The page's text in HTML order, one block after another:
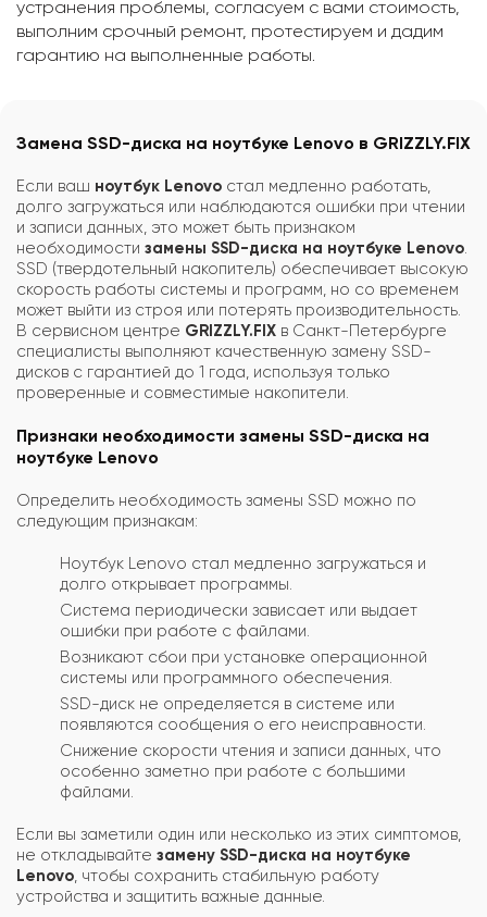
устранения проблемы, согласуем с вами стоимость,
выполним срочный ремонт, протестируем и дадим
гарантию на выполненные работы.
Замена SSD-диска на ноутбуке Lenovo в GRIZZLY.FIX
Если ваш ноутбук Lenovo стал медленно работать,
долго загружаться или наблюдаются ошибки при чтении
и записи данных, это может быть признаком
необходимости замены SSD-диска на ноутбуке Lenovo
SSD (твердотельный накопитель) обеспечивает высокую
скорость работы системы и программ, но со временем
может выйти из строя или потерять производительность.
В сервисном центре GRIZZLY.FIX в Санкт-Петербурге
специалисты выполняют качественную замену SSD-
дисков с гарантией до 1 года, используя только
проверенные и совместимые накопители.
Признаки необходимости замены SSD-диска на
ноутбуке Lenovo
Определить необходимость замены SSD можно по
следующим признакам:
Ноутбук Lenovo стал медленно загружаться и
долго открывает программы.
Система периодически зависает или выдает
ошибки при работе с файлами.
Возникают сбои при установке операционной
системы или программного обеспечения.
SSD-диск не определяется в системе или
появляются сообщения о его неисправности.
Снижение скорости чтения и записи данных, что
особенно заметно при работе с большими
файлами.
Если вы заметили один или несколько из этих симптомов,
не откладывайте замену SSD-диска на ноутбуке
Lenovo , чтобы сохранить стабильную работу
устройства и защитить важные данные.